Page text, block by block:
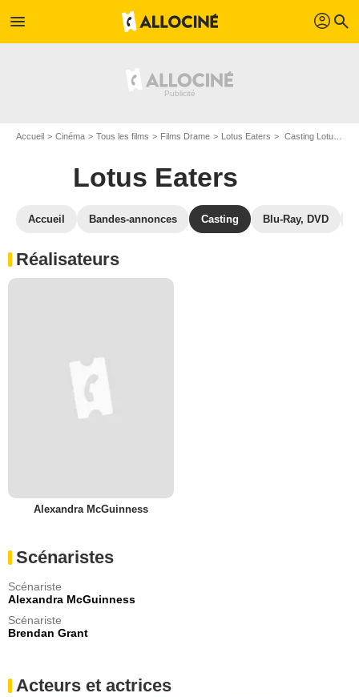
menu profil search
Accueil Cinéma Tous les films Films Drame Lotus Eaters Casting Lotus Eaters
Lotus Eaters
Accueil Bandes-annonces Casting Blu-Ray, DVD
Réalisateurs
Alexandra McGuinness
Scénaristes
Scénariste
Alexandra McGuinness
Scénariste
Brendan Grant
Acteurs et actrices